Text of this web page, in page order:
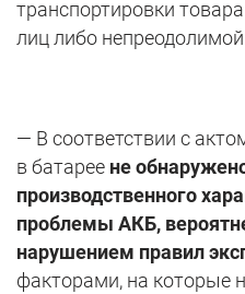
транспортировки
лиц либо
— В соответствии с
в батарее не
производственного
проблемы АКБ,
нарушением правил
факторами, на которые